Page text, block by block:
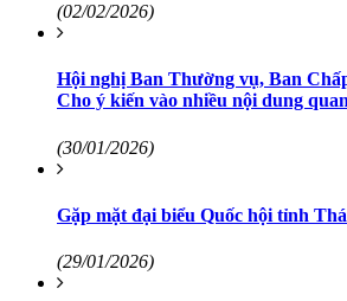
(02/02/2026)
Hội nghị Ban Thường vụ, Ban
Cho ý kiến vào nhiều nội dung
(30/01/2026)
Gặp mặt đại biểu Quốc hội tỉnh
(29/01/2026)